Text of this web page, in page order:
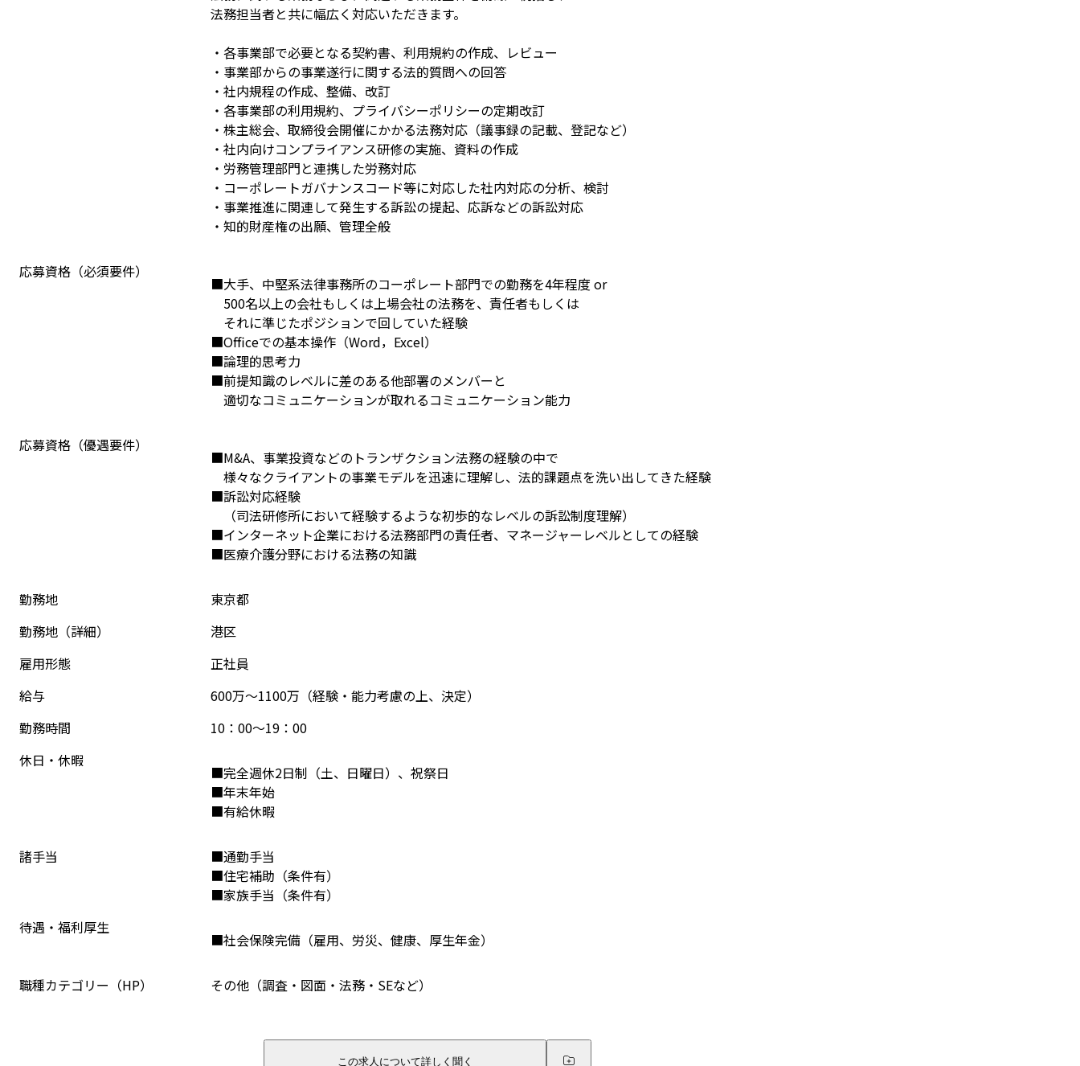
法務担当者と共に幅広く対応いただきます。
・各事業部で必要となる契約書、利用規約の作成、レビュー
・事業部からの事業遂行に関する法的質問への回答
・社内規程の作成、整備、改訂
・各事業部の利用規約、プライバシーポリシーの定期改訂
・株主総会、取締役会開催にかかる法務対応（議事録の記載、登記など）
・社内向けコンプライアンス研修の実施、資料の作成
・労務管理部門と連携した労務対応
・コーポレートガバナンスコード等に対応した社内対応の分析、検討
・事業推進に関連して発生する訴訟の提起、応訴などの訴訟対応
・知的財産権の出願、管理全般
応募資格（必須要件）
■大手、中堅系法律事務所のコーポレート部門での勤務を4年程度 or
500名以上の会社もしくは上場会社の法務を、責任者もしくは
それに準じたポジションで回していた経験
■Officeでの基本操作（Word，Excel）
■論理的思考力
■前提知識のレベルに差のある他部署のメンバーと
適切なコミュニケーションが取れるコミュニケーション能力
応募資格（優遇要件）
■M&A、事業投資などのトランザクション法務の経験の中で
様々なクライアントの事業モデルを迅速に理解し、法的課題点を洗い出してきた経験
■訴訟対応経験
（司法研修所において経験するような初歩的なレベルの訴訟制度理解）
■インターネット企業における法務部門の責任者、マネージャーレベルとしての経験
■医療介護分野における法務の知識
勤務地
東京都
勤務地（詳細）
港区
雇用形態
正社員
給与
600万～1100万（経験・能力考慮の上、決定）
勤務時間
10：00～19：00
休日・休暇
■完全週休2日制（土、日曜日）、祝祭日
■年末年始
■有給休暇
諸手当
■通勤手当
■住宅補助（条件有）
■家族手当（条件有）
待遇・福利厚生
■社会保険完備（雇用、労災、健康、厚生年金）
職種カテゴリー（HP） その他（調査・図面・法務・SEなど）
この求人について詳しく聞く